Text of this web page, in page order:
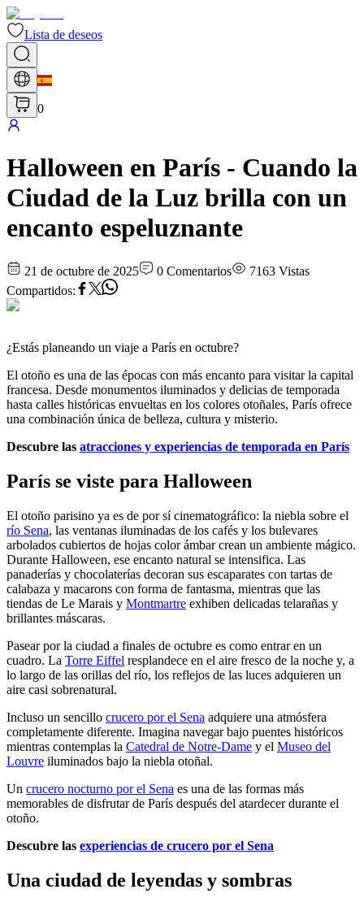
Lista de deseos
0
Halloween en París - Cuando la
Ciudad de la Luz brilla con un
encanto espeluznante
21 de octubre de 2025 0 Comentarios 7163 Vistas
Compartidos:
¿Estás planeando un viaje a París en octubre?
El otoño es una de las épocas con más encanto para visitar la capital
francesa. Desde monumentos iluminados y delicias de temporada
hasta calles históricas envueltas en los colores otoñales, París ofrece
una combinación única de belleza, cultura y misterio.
Descubre las atracciones y experiencias de temporada en París
París se viste para Halloween
El otoño parisino ya es de por sí cinematográfico: la niebla sobre el
río Sena, las ventanas iluminadas de los cafés y los bulevares
arbolados cubiertos de hojas color ámbar crean un ambiente mágico.
Durante Halloween, ese encanto natural se intensifica. Las
panaderías y chocolaterías decoran sus escaparates con tartas de
calabaza y macarons con forma de fantasma, mientras que las
tiendas de Le Marais y Montmartre exhiben delicadas telarañas y
brillantes máscaras.
Pasear por la ciudad a finales de octubre es como entrar en un
cuadro. La Torre Eiffel resplandece en el aire fresco de la noche y, a
lo largo de las orillas del río, los reflejos de las luces adquieren un
aire casi sobrenatural.
Incluso un sencillo crucero por el Sena adquiere una atmósfera
completamente diferente. Imagina navegar bajo puentes históricos
mientras contemplas la Catedral de Notre-Dame y el Museo del
Louvre iluminados bajo la niebla otoñal.
Un crucero nocturno por el Sena es una de las formas más
memorables de disfrutar de París después del atardecer durante el
otoño.
Descubre las experiencias de crucero por el Sena
Una ciudad de leyendas y sombras